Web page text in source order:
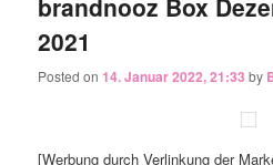
brandnooz Box
2021
Posted on14. Januar 2022, 21:33 by
[Werbung durch Verlinkung der